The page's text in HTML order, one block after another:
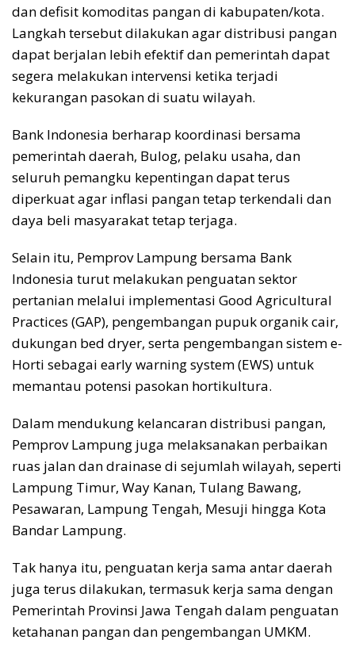
dan defisit komoditas pangan di kabupaten/kota.
Langkah tersebut dilakukan agar distribusi pangan
dapat berjalan lebih efektif dan pemerintah dapat
segera melakukan intervensi ketika terjadi
kekurangan pasokan di suatu wilayah.
Bank Indonesia berharap koordinasi bersama
pemerintah daerah, Bulog, pelaku usaha, dan
seluruh pemangku kepentingan dapat terus
diperkuat agar inflasi pangan tetap terkendali dan
daya beli masyarakat tetap terjaga.
Selain itu, Pemprov Lampung bersama Bank
Indonesia turut melakukan penguatan sektor
pertanian melalui implementasi Good Agricultural
Practices (GAP), pengembangan pupuk organik cair,
dukungan bed dryer, serta pengembangan sistem e-
Horti sebagai early warning system (EWS) untuk
memantau potensi pasokan hortikultura.
Dalam mendukung kelancaran distribusi pangan,
Pemprov Lampung juga melaksanakan perbaikan
ruas jalan dan drainase di sejumlah wilayah, seperti
Lampung Timur, Way Kanan, Tulang Bawang,
Pesawaran, Lampung Tengah, Mesuji hingga Kota
Bandar Lampung.
Tak hanya itu, penguatan kerja sama antar daerah
juga terus dilakukan, termasuk kerja sama dengan
Pemerintah Provinsi Jawa Tengah dalam penguatan
ketahanan pangan dan pengembangan UMKM.